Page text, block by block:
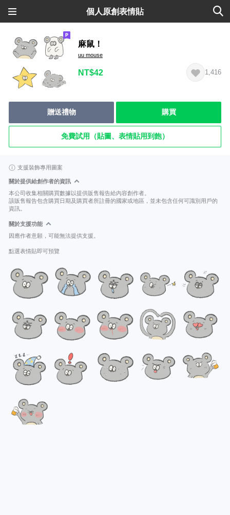
個人原創表情貼
麻鼠！
uu mouse
NT$42 1,416
贈送禮物 購買
免費試用（貼圖、表情貼用到飽）
支援裝飾專用圖案
關於提供給創作者的資訊
本公司收集相關購買數據以提供販售報告給內容創作者。
該販售報告包含購買日期及購買者所註冊的國家或地區，並未包含任何可識別用戶的
資訊。
關於支援功能
因應作者意願，可能無法提供支援。
點選表情貼即可預覽